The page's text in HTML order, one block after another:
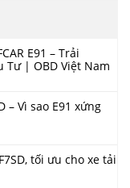
E91 – Trải
Tư | OBD Việt Nam
– Vì sao E91 xứng
tối ưu cho xe tải